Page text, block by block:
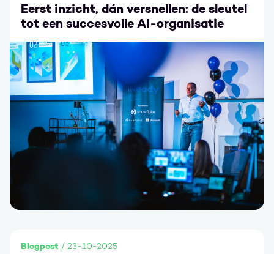
Eerst inzicht, dán versnellen: de sleutel
tot een succesvolle AI-organisatie
Ga naar Eerst inzicht, dán versnellen: de sleutel tot een
Blogpost / 23-10-2025